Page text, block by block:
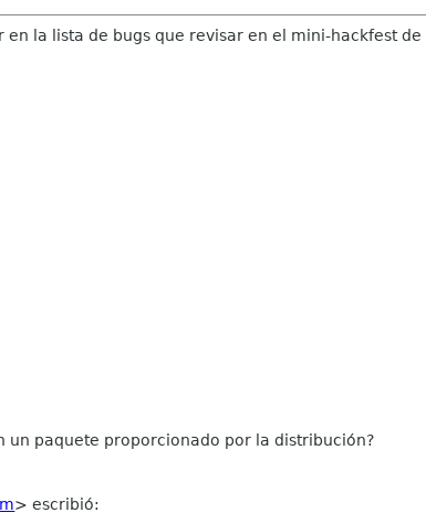
la lista de bugs que revisar en el mini-hackfest de
un paquete proporcionado por la distribución?
> escribió: